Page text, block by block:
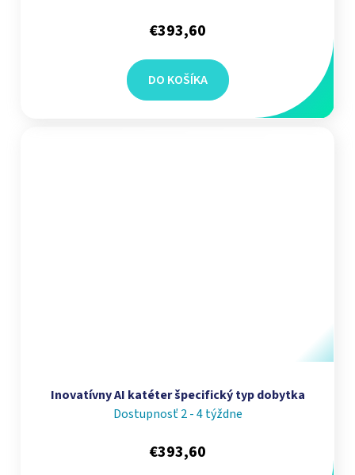
€393,60
DO KOŠÍKA
Inovatívny AI katéter špecifický typ dobytka
Dostupnosť 2 - 4 týždne
€393,60